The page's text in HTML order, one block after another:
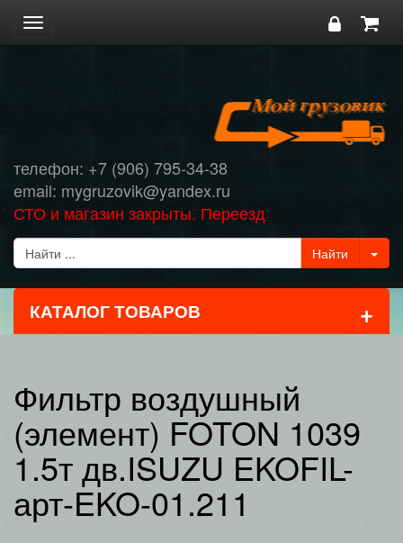
Toggle
navigation
телефон: +7 (906) 795-34-38
email: mygruzovik@yandex.ru
СТО и магазин закрыты. Переезд
КАТАЛОГ ТОВАРОВ +
Фильтр воздушный
(элемент) FOTON 1039
1.5т дв.ISUZU EKOFIL-
арт-EKO-01.211